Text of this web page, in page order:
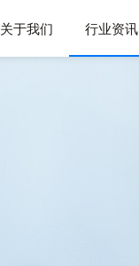
关于我们 行业资讯